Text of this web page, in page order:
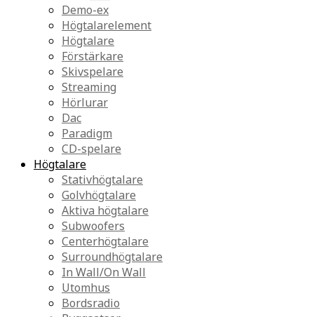
Demo-ex
Högtalarelement
Högtalare
Förstärkare
Skivspelare
Streaming
Hörlurar
Dac
Paradigm
CD-spelare
Högtalare
Stativhögtalare
Golvhögtalare
Aktiva högtalare
Subwoofers
Centerhögtalare
Surroundhögtalare
In Wall/On Wall
Utomhus
Bordsradio